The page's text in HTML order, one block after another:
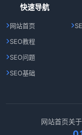
快速导航
网站首页
SEO教程
SEO问题
SEO基础
网站首页关